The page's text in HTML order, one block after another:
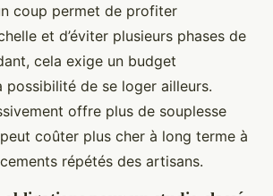
coup permet de profiter
et d’éviter plusieurs phases de
cela exige un budget
possibilité de se loger ailleurs.
offre plus de souplesse
coûter plus cher à long terme à
répétés des artisans.